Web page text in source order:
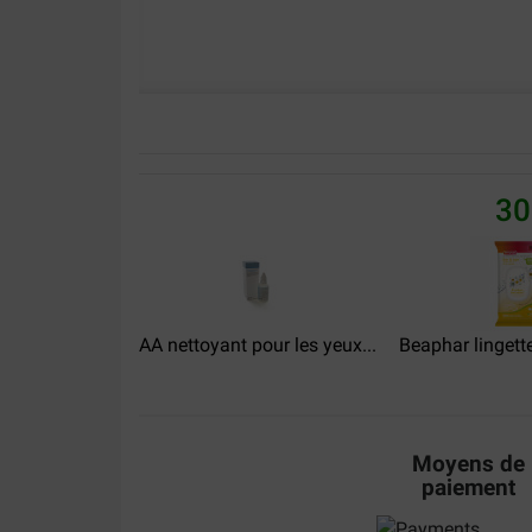
AA nettoyant pour les yeux... Beaphar
Moyens de
paiement